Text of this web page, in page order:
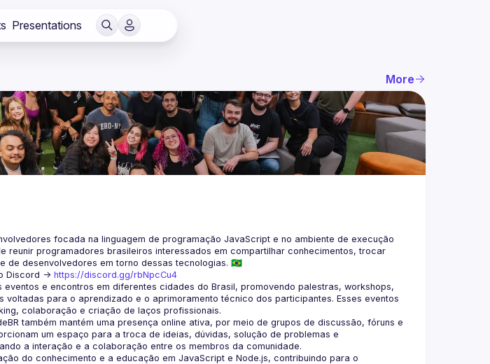
Presentations
More
focada na linguagem de programação JavaScript e no ambiente de execução
reunir programadores brasileiros interessados em compartilhar conhecimentos, trocar
Discord -> https://discord.gg/rbNpcCu4
eventos e encontros em diferentes cidades do Brasil, promovendo palestras, workshops,
voltadas para o aprendizado e o aprimoramento técnico dos participantes. Esses eventos
também mantém uma presença online ativa, por meio de grupos de discussão, fóruns e
um espaço para a troca de ideias, dúvidas, solução de problemas e
do conhecimento e a educação em JavaScript e Node.js, contribuindo para o